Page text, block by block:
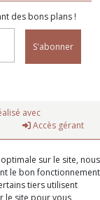
des bons plans !
S'abonner
avec
Accès gérant
sur le site, nous
le bon fonctionnement
tiers utilisent
le site pour vous